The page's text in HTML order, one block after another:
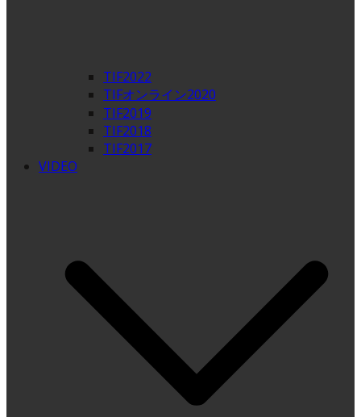
TIF2022
TIFオンライン2020
TIF2019
TIF2018
TIF2017
VIDEO